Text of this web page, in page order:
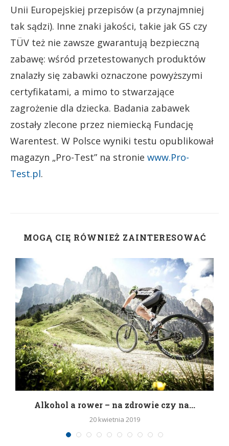
Unii Europejskiej przepisów (a przynajmniej
tak sądzi). Inne znaki jakości, takie jak GS czy
TÜV też nie zawsze gwarantują bezpieczną
zabawę: wśród przetestowanych produktów
znalazły się zabawki oznaczone powyższymi
certyfikatami, a mimo to stwarzające
zagrożenie dla dziecka. Badania zabawek
zostały zlecone przez niemiecką Fundację
Warentest. W Polsce wyniki testu opublikował
magazyn „Pro-Test” na stronie www.Pro-
Test.pl.
MOGĄ CIĘ RÓWNIEŻ ZAINTERESOWAĆ
Alkohol a rower – na zdrowie czy na...
20 kwietnia 2019